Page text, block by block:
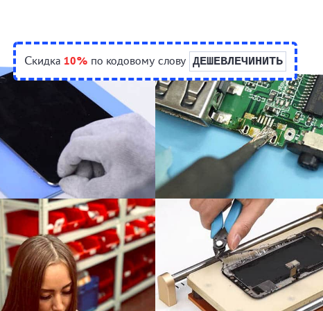
Скидка 10% по кодовому слову ДЕШЕВЛЕЧИНИТЬ